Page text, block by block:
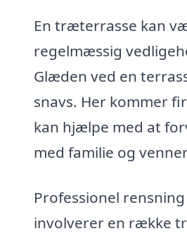
En træterrasse kan
regelmæssig
Glæden ved en
snavs. Her kommer
kan hjælpe med at
med familie og
Professionel
involverer en række